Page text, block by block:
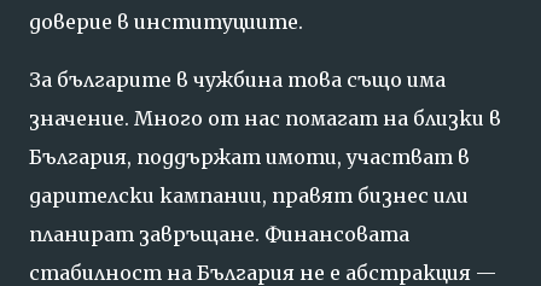
доверие в институциите.
За българите в чужбина това също има
значение. Много от нас помагат на близки в
България, поддържат имоти, участват в
дарителски кампании, правят бизнес или
планират завръщане. Финансовата
стабилност на България не е абстракция —